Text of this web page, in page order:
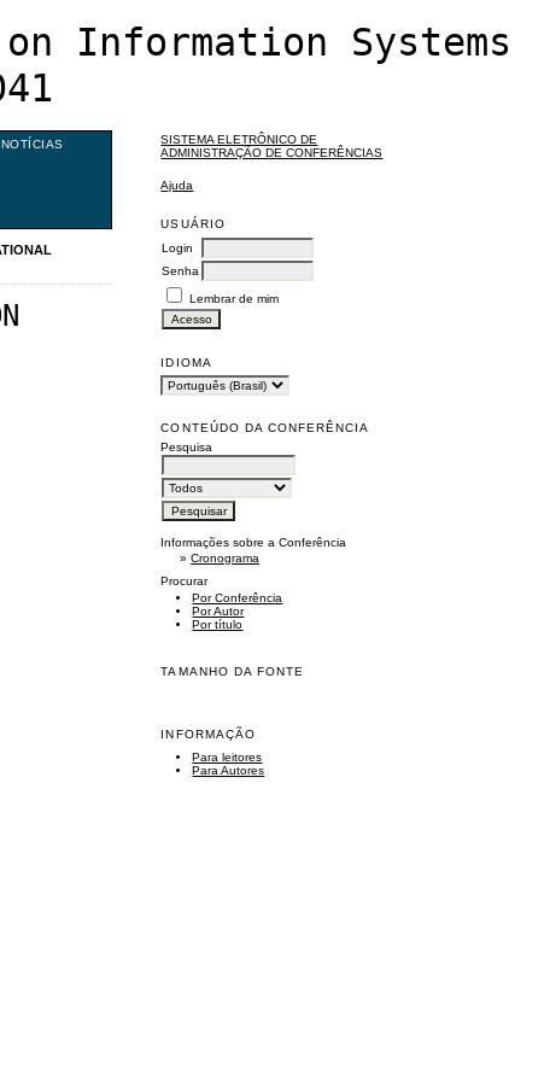
Information Systems
SISTEMA ELETRÔNICO DE
ADMINISTRAÇÃO DE CONFERÊNCIAS
Ajuda
USUÁRIO
Login
Senha
Lembrar de mim
IDIOMA
CONTEÚDO DA CONFERÊNCIA
Pesquisa
Informações sobre a Conferência
»Cronograma
Procurar
Por Conferência
Por Autor
Por título
TAMANHO DA FONTE
INFORMAÇÃO
Para leitores
Para Autores
NOTÍCIAS